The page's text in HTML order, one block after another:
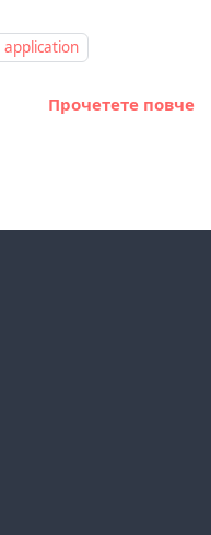
application
Прочетете повче